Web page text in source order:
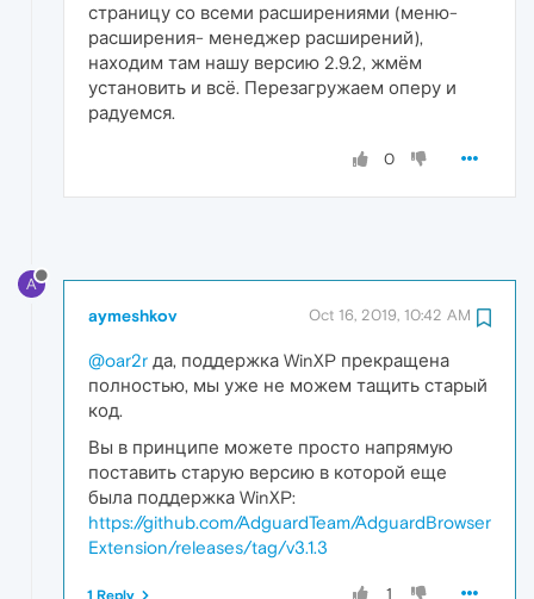
страницу со всеми расширениями (меню-
расширения- менеджер расширений),
находим там нашу версию 2.9.2, жмём
установить и всё. Перезагружаем оперу и
радуемся.
0
A
aymeshkov Oct 16, 2019, 10:42 AM
@oar2r да, поддержка WinXP прекращена
полностью, мы уже не можем тащить старый
код.
Вы в принципе можете просто напрямую
поставить старую версию в которой еще
была поддержка WinXP:
https://github.com/AdguardTeam/AdguardBrowser
Extension/releases/tag/v3.1.3
1
1 Reply